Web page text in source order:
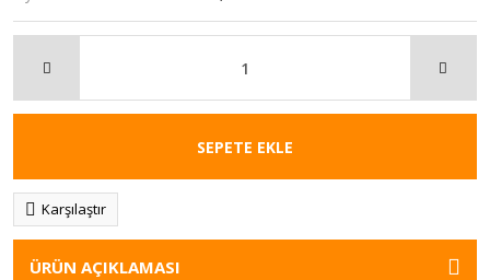
SEPETE EKLE
Karşılaştır
ÜRÜN AÇIKLAMASI